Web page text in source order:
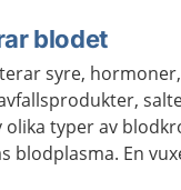
blodet
syre, hormoner,
olika typer av
blodplasma. En